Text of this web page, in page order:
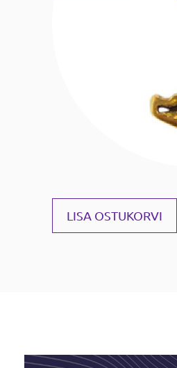
LISA OSTUKORVI